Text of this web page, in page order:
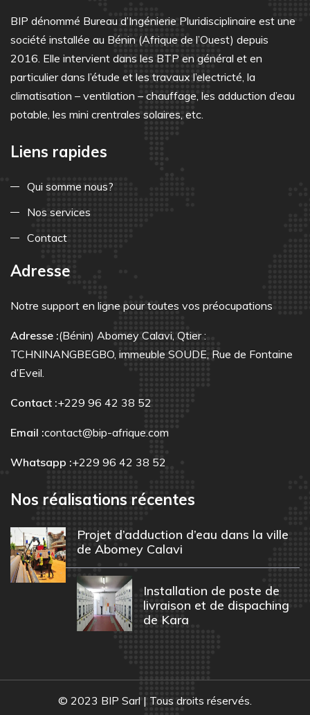
BIP dénommé Bureau d’Ingénierie Pluridisciplinaire est une
société installée au Bénin (Afrique de l’Ouest) depuis
2016. Elle intervient dans les BTP en général et en
particulier dans l’étude et les travaux l’electricté, la
climatisation – ventilation – chauffage, les adduction d’eau
potable, les mini crentrales solaires, etc.
Liens rapides
Qui somme nous?
Nos services
Contact
Adresse
Notre support en ligne pour toutes vos préocupations
Adresse :(Bénin) Abomey Calavi, Qtier :
TCHNINANGBEGBO, immeuble SOUDE, Rue de Fontaine
d’Eveil.
Contact :+229 96 42 38 52
Email :contact@bip-afrique.com
Whatsapp :+229 96 42 38 52
Nos réalisations récentes
Projet d’adduction d’eau dans la ville
de Abomey Calavi
Installation de poste de
livraison et de dispaching
de Kara
© 2023 BIP Sarl | Tous droits réservés.